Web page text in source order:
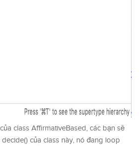
class AffirmativeBased, các bạn sẽ
của class này, nó đang loop